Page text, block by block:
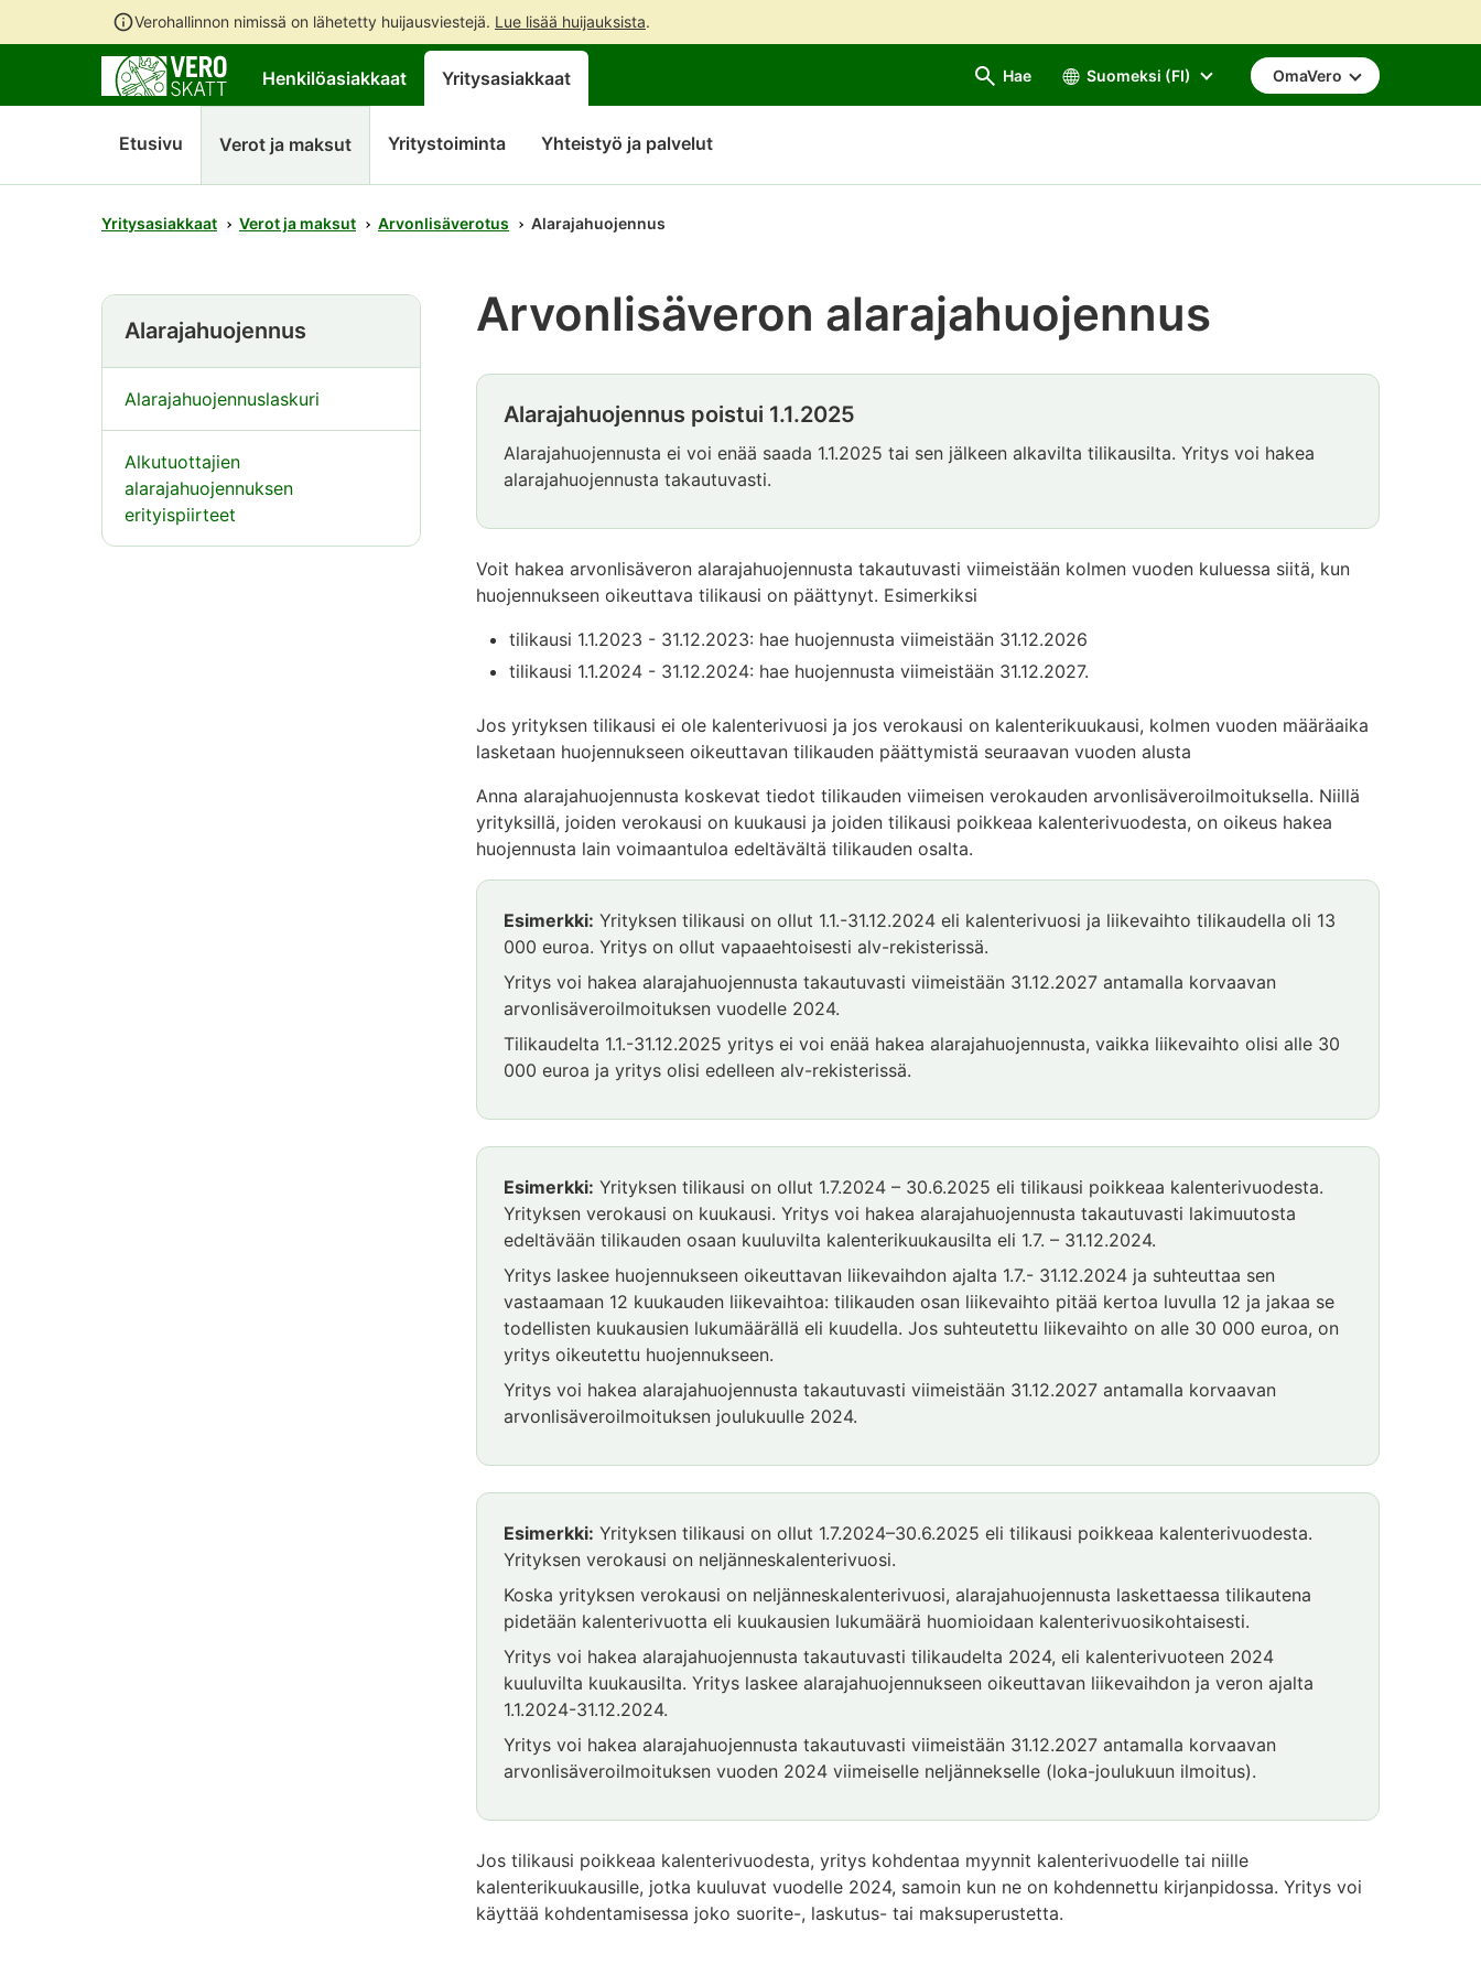
Verohallinnon nimissä on lähetetty huijausviestejä. Lue lisää huijauksista.
sisältöön
sivuston
keskustelu
Henkilöasiakkaat Yritysasiakkaat Hae Suomeksi (FI) OmaVero
Etusivu Verot ja maksut Yritystoiminta Yhteistyö ja palvelut
Yritysasiakkaat Verot ja maksut Arvonlisäverotus Alarajahuojennus
Alarajahuojennus
Alarajahuojennuslaskuri
Alkutuottajien
alarajahuojennuksen
erityispiirteet
Arvonlisäveron alarajahuojennus
Huomio
alkaa.
Alarajahuojennus poistui 1.1.2025
Alarajahuojennusta ei voi enää saada 1.1.2025 tai sen jälkeen alkavilta tilikausilta. Yritys voi hakea
alarajahuojennusta takautuvasti.
Voit hakea arvonlisäveron alarajahuojennusta takautuvasti viimeistään kolmen vuoden kuluessa siitä, kun
huojennukseen oikeuttava tilikausi on päättynyt. Esimerkiksi
tilikausi 1.1.2023 - 31.12.2023: hae huojennusta viimeistään 31.12.2026
tilikausi 1.1.2024 - 31.12.2024: hae huojennusta viimeistään 31.12.2027.
Jos yrityksen tilikausi ei ole kalenterivuosi ja jos verokausi on kalenterikuukausi, kolmen vuoden määräaika
lasketaan huojennukseen oikeuttavan tilikauden päättymistä seuraavan vuoden alusta
Anna alarajahuojennusta koskevat tiedot tilikauden viimeisen verokauden arvonlisäveroilmoituksella. Niillä
yrityksillä, joiden verokausi on kuukausi ja joiden tilikausi poikkeaa kalenterivuodesta, on oikeus hakea
huojennusta lain voimaantuloa edeltävältä tilikauden osalta.
Esimerkki: Yrityksen tilikausi on ollut 1.1.-31.12.2024 eli kalenterivuosi ja liikevaihto tilikaudella oli 13
000 euroa. Yritys on ollut vapaaehtoisesti alv-rekisterissä.
Yritys voi hakea alarajahuojennusta takautuvasti viimeistään 31.12.2027 antamalla korvaavan
arvonlisäveroilmoituksen vuodelle 2024.
Tilikaudelta 1.1.-31.12.2025 yritys ei voi enää hakea alarajahuojennusta, vaikka liikevaihto olisi alle 30
000 euroa ja yritys olisi edelleen alv-rekisterissä.
Esimerkki: Yrityksen tilikausi on ollut 1.7.2024 – 30.6.2025 eli tilikausi poikkeaa kalenterivuodesta.
Yrityksen verokausi on kuukausi. Yritys voi hakea alarajahuojennusta takautuvasti lakimuutosta
edeltävään tilikauden osaan kuuluvilta kalenterikuukausilta eli 1.7. – 31.12.2024.
Yritys laskee huojennukseen oikeuttavan liikevaihdon ajalta 1.7.- 31.12.2024 ja suhteuttaa sen
vastaamaan 12 kuukauden liikevaihtoa: tilikauden osan liikevaihto pitää kertoa luvulla 12 ja jakaa se
todellisten kuukausien lukumäärällä eli kuudella. Jos suhteutettu liikevaihto on alle 30 000 euroa, on
yritys oikeutettu huojennukseen.
Yritys voi hakea alarajahuojennusta takautuvasti viimeistään 31.12.2027 antamalla korvaavan
arvonlisäveroilmoituksen joulukuulle 2024.
Esimerkki: Yrityksen tilikausi on ollut 1.7.2024–30.6.2025 eli tilikausi poikkeaa kalenterivuodesta.
Yrityksen verokausi on neljänneskalenterivuosi.
Koska yrityksen verokausi on neljänneskalenterivuosi, alarajahuojennusta laskettaessa tilikautena
pidetään kalenterivuotta eli kuukausien lukumäärä huomioidaan kalenterivuosikohtaisesti.
Yritys voi hakea alarajahuojennusta takautuvasti tilikaudelta 2024, eli kalenterivuoteen 2024
kuuluvilta kuukausilta. Yritys laskee alarajahuojennukseen oikeuttavan liikevaihdon ja veron ajalta
1.1.2024-31.12.2024.
Yritys voi hakea alarajahuojennusta takautuvasti viimeistään 31.12.2027 antamalla korvaavan
arvonlisäveroilmoituksen vuoden 2024 viimeiselle neljännekselle (loka-joulukuun ilmoitus).
Jos tilikausi poikkeaa kalenterivuodesta, yritys kohdentaa myynnit kalenterivuodelle tai niille
kalenterikuukausille, jotka kuuluvat vuodelle 2024, samoin kun ne on kohdennettu kirjanpidossa. Yritys voi
käyttää kohdentamisessa joko suorite-, laskutus- tai maksuperustetta.